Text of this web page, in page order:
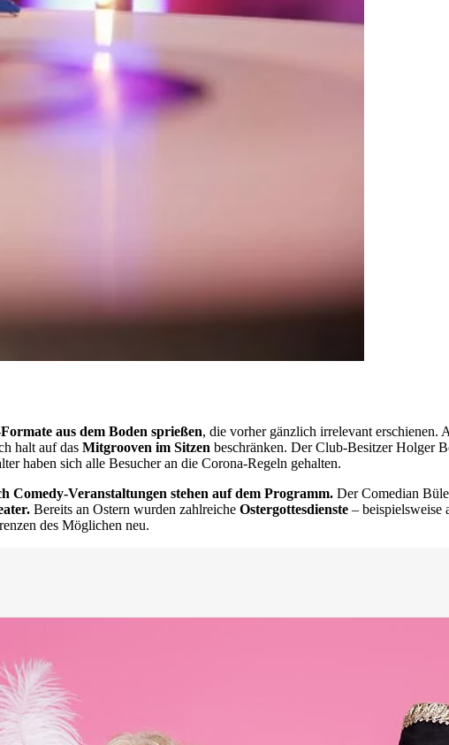
aus dem Boden sprießen, die vorher gänzlich irrelevant erschienen.
halt auf das Mitgrooven im Sitzen beschränken. Der Club-Besitzer Holger
haben sich alle Besucher an die Corona-Regeln gehalten.
Comedy-Veranstaltungen stehen auf dem Programm. Der Comedian
Bereits an Ostern wurden zahlreiche Ostergottesdienste – beispielsweise
des Möglichen neu.